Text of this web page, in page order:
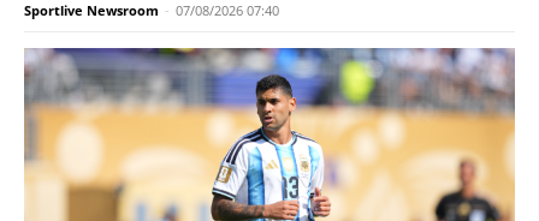
Sportlive Newsroom - 07/08/2026 07:40